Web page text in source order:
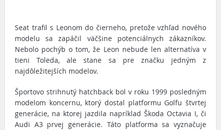
Seat trafil s Leonom do čierneho, pretože vzhľad nového
modelu sa zapáčil väčšine potenciálnych zákazníkov.
Nebolo pochýb o tom, že Leon nebude len alternatíva v
tieni Toleda, ale stane sa pre značku jedným z
najdôležitejších modelov.
Športovo strihnutý hatchback bol v roku 1999 posledným
modelom koncernu, ktorý dostal platformu Golfu štvrtej
generácie, na ktorej jazdila napríklad Škoda Octavia I, či
Audi A3 prvej generácie. Táto platforma sa vyznačuje